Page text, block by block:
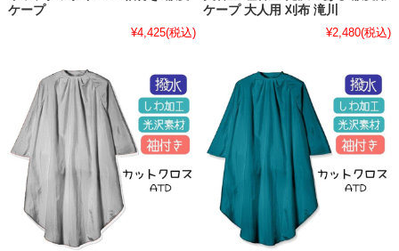
ケープ
¥4,425(税込)
ケープ 大人用 刈布 滝川
¥2,480(税込)